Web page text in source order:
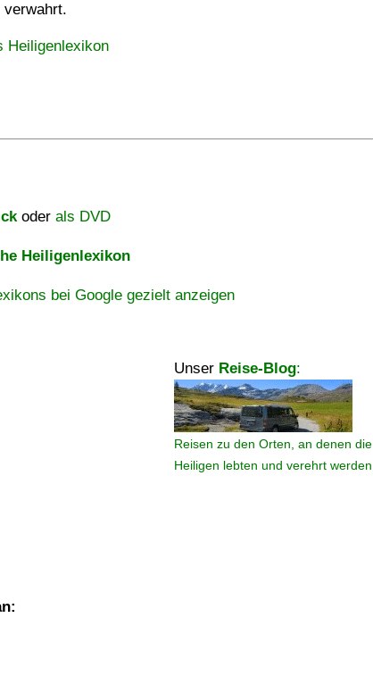
verwahrt.
Heiligenlexikon
oder als DVD
Heiligenlexikon
bei Google gezielt anzeigen
Unser Reise-Blog:
Reisen zu den Orten, an denen die
Heiligen lebten und verehrt werden.